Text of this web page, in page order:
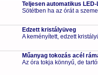
Teljesen automatikus
Sötétben ha az órát a
Edzett kristályüveg
A keményített, edzett
Műanyag tokozás acél
Az óra tokja könnyű, de